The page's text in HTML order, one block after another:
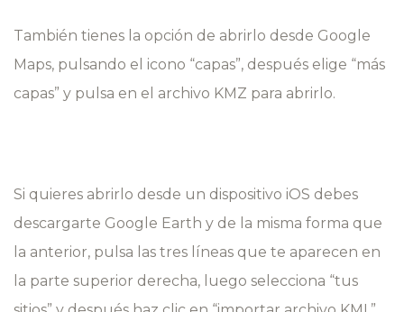
También tienes la opción de abrirlo desde Google
Maps, pulsando el icono “capas”, después elige “más
capas” y pulsa en el archivo KMZ para abrirlo.
Si quieres abrirlo desde un dispositivo iOS debes
descargarte Google Earth y de la misma forma que
la anterior, pulsa las tres líneas que te aparecen en
la parte superior derecha, luego selecciona “tus